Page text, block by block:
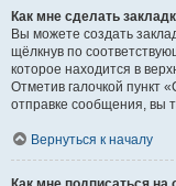
Как мне сделать
Вы можете создать
щёлкнув по
которое находится в
Отметив галочкой пункт
отправке сообщения, вы
Вернуться к началу